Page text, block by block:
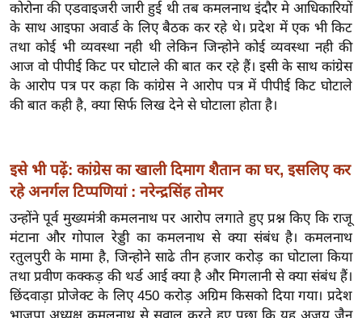
इं
डि
या
सा
हि
ग
त
ऑ
टो
व
र्ल्ड
न्यू
कोरोना की एडवाइजरी जारी हुई थी तब कमलनाथ इंदौर मे आधिकारियों
के साथ आइफा अवार्ड के लिए बैठक कर रहे थे। प्रदेश में एक भी किट
तथा कोई भी व्यवस्था नही थी लेकिन जिन्होने कोई व्यवस्था नही की
आज वो पीपीई किट पर घोटाले की बात कर रहे हैं। इसी के साथ कांग्रेस
के आरोप पत्र पर कहा कि कांग्रेस ने आरोप पत्र में पीपीई किट घोटाले
की बात कही है, क्या सिर्फ लिख देने से घोटाला होता है।
इसे भी पढ़ें: कांग्रेस का खाली दिमाग शैतान का घर, इसलिए कर
रहे अनर्गल टिप्पणियां : नरेन्द्रसिंह तोमर
उन्होंने पूर्व मुख्यमंत्री कमलनाथ पर आरोप लगाते हुए प्रश्न किए कि राजू
मंटाना और गोपाल रेड्डी का कमलनाथ से क्या संबंध है। कमलनाथ
रतुलपुरी के मामा है, जिन्होने साढे तीन हजार करोड़ का घोटाला किया
तथा प्रवीण कक्कड़ की थर्ड आई क्या है और मिगलानी से क्या संबंध हैं।
छिंदवाड़ा प्रोजेक्ट के लिए 450 करोड़ अग्रिम किसको दिया गया। प्रदेश